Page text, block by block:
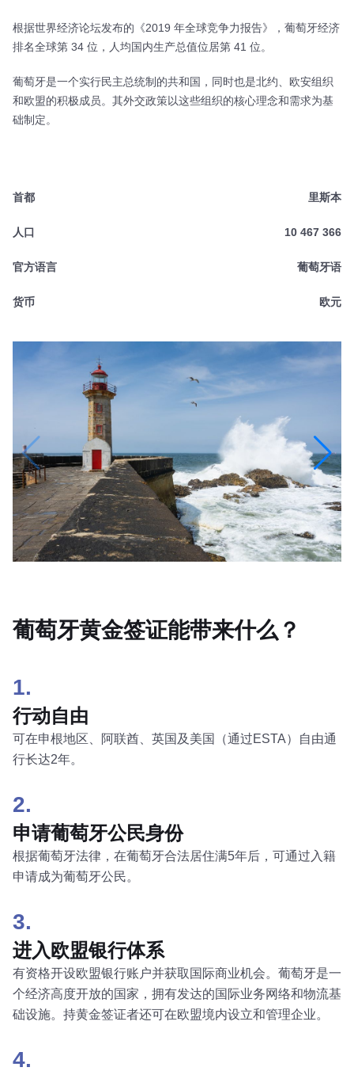
根据世界经济论坛发布的《2019 年全球竞争力报告》，葡萄牙经济
排名全球第 34 位，人均国内生产总值位居第 41 位。
葡萄牙是一个实行民主总统制的共和国，同时也是北约、欧安组织
和欧盟的积极成员。其外交政策以这些组织的核心理念和需求为基
础制定。
首都 里斯本
人口 10 467 366
官方语言 葡萄牙语
货币 欧元
葡萄牙黄金签证能带来什么？
1.
行动自由
可在申根地区、阿联酋、英国及美国（通过ESTA）自由通
行长达2年。
2.
申请葡萄牙公民身份
根据葡萄牙法律，在葡萄牙合法居住满5年后，可通过入籍
申请成为葡萄牙公民。
3.
进入欧盟银行体系
有资格开设欧盟银行账户并获取国际商业机会。葡萄牙是一
个经济高度开放的国家，拥有发达的国际业务网络和物流基
础设施。持黄金签证者还可在欧盟境内设立和管理企业。
4.